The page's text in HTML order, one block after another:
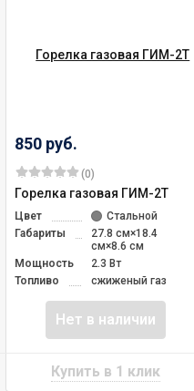
850 руб.
(0)
Горелка газовая ГИМ-2Т
Цвет
Стальной
Габариты
27.8 см×18.4
см×8.6 см
Мощность
2.3 Вт
Топливо
сжиженый газ
Нет в наличии